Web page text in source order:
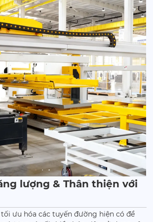
lượng & Thân thiện với
ưu hóa các tuyến đường hiện có để